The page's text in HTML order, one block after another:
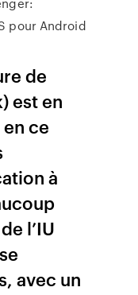
pour Android
de
est en
ce
à
l’IU
avec un